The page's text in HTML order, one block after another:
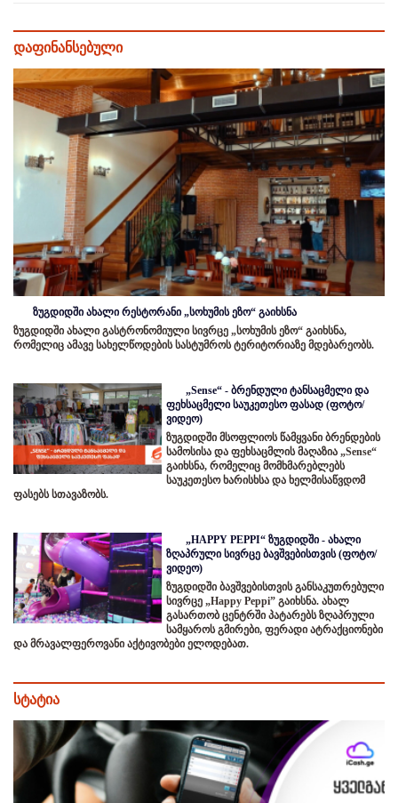
დაფინანსებული
ზუგდიდში ახალი რესტორანი „სოხუმის ეზო“ გაიხსნა
ზუგდიდში ახალი გასტრონომიული სივრცე „სოხუმის ეზო“ გაიხსნა,
რომელიც ამავე სახელწოდების სასტუმროს ტერიტორიაზე მდებარეობს.
„Sense“ - ბრენდული ტანსაცმელი და
ფეხსაცმელი საუკეთესო ფასად (ფოტო/
ვიდეო)
ზუგდიდში მსოფლიოს წამყვანი ბრენდების
სამოსისა და ფეხსაცმლის მაღაზია „Sense“
გაიხსნა, რომელიც მომხმარებლებს
საუკეთესო ხარისხსა და ხელმისაწვდომ
ფასებს სთავაზობს.
„HAPPY PEPPI“ ზუგდიდში - ახალი
ზღაპრული სივრცე ბავშვებისთვის (ფოტო/
ვიდეო)
ზუგდიდში ბავშვებისთვის განსაკუთრებული
სივრცე „Happy Peppi” გაიხსნა. ახალ
გასართობ ცენტრში პატარებს ზღაპრული
სამყაროს გმირები, ფერადი ატრაქციონები
და მრავალფეროვანი აქტივობები ელოდებათ.
სტატია